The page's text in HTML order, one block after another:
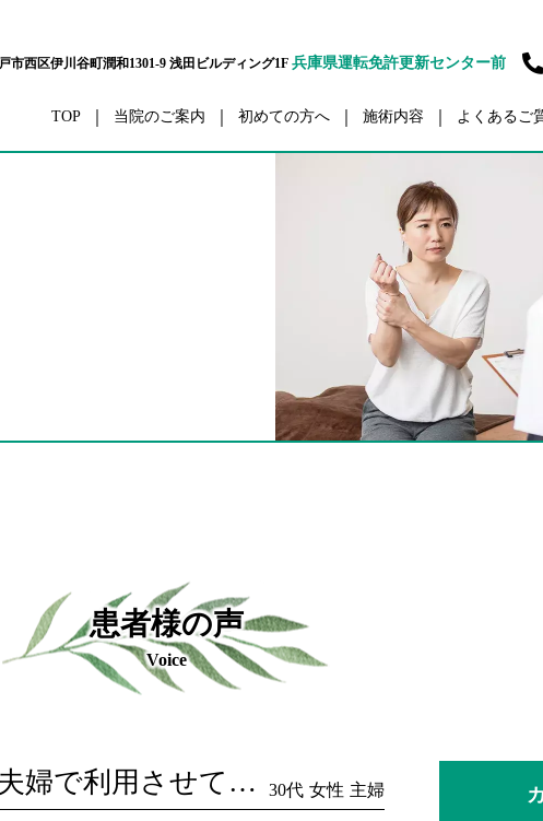
市西区伊川谷町潤和1301-9 浅田ビルディング1F 兵庫県運転免許更新センター前
TOP 当院のご案内 初めての方へ 施術内容
交通事故治療
ダイエット
眼精疲労
五十肩・四十肩／肩こり
腰痛
膝痛
スポーツ外傷・障害
よくあるご
患者様の声
Voice
これからも夫婦で利用させていただきます 30代 女性 主婦